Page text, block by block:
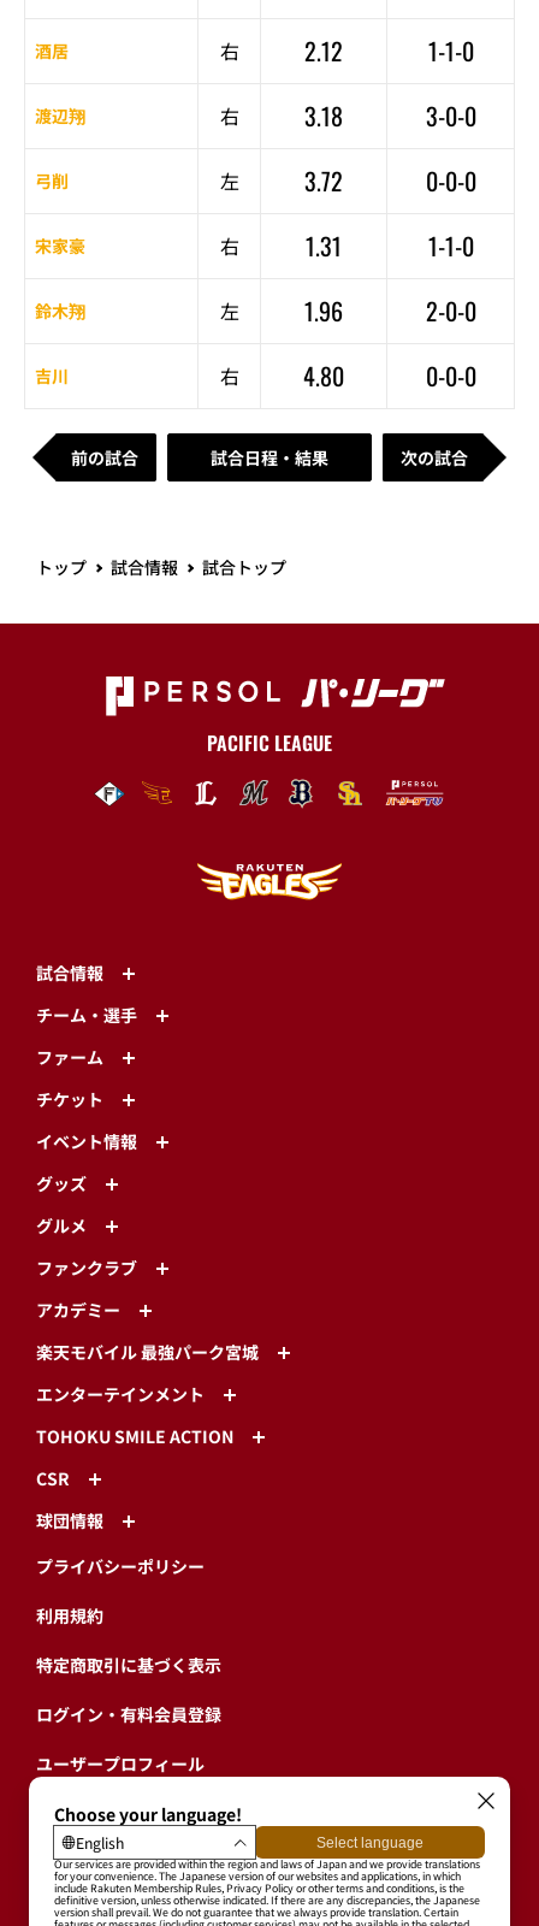
酒居 右 2.12 1-1-0
渡辺翔 右 3.18 3-0-0
弓削 左 3.72 0-0-0
宋家豪 右 1.31 1-1-0
鈴木翔 左 1.96 2-0-0
吉川 右 4.80 0-0-0
前の試合 試合日程・結果 次の試合
トップ 試合情報 試合トップ
PACIFIC LEAGUE
試合情報
チーム・選手
ファーム
チケット
イベント情報
グッズ
グルメ
ファンクラブ
アカデミー
楽天モバイル 最強パーク宮城
エンターテインメント
TOHOKU SMILE ACTION
CSR
球団情報
プライバシーポリシー
利用規約
特定商取引に基づく表示
ログイン・有料会員登録
ユーザープロフィール
会員情報引継ぎ
退会